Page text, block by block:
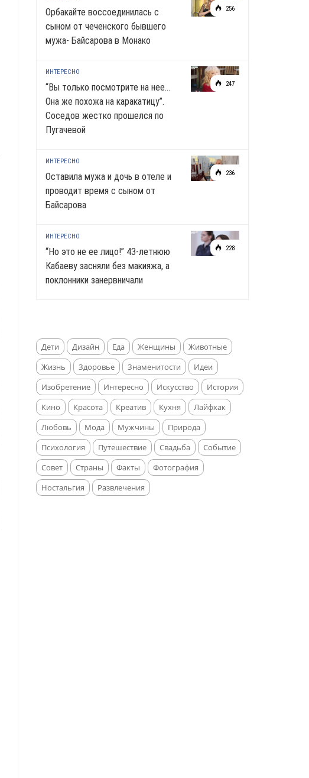
256
Орбакайте воссоединилась с
сыном от чеченского бывшего
мужа- Байсарова в Монако
247
ИНТЕРЕСНО
“Вы только посмотрите на нее…
Она же похожа на каракатицу”.
Соседов жестко прошелся по
Пугачевой
236
ИНТЕРЕСНО
Оставила мужа и дочь в отеле и
проводит время с сыном от
Байсарова
228
ИНТЕРЕСНО
“Но это не ее лицо!” 43-летнюю
Кабаеву засняли без макияжа, а
поклонники занервничали
Дети Дизайн Еда Женщины
Животные
Жизнь
Здоровье Знаменитости
Идеи
Изобретение
Интересно Искусство
История
Кино
Красота Креатив Кухня
Лайфхак
Любовь
Мода Мужчины
Природа
Психология
Путешествие Свадьба
Событие
Совет
Страны Факты
Фотография
Ностальгия
Развлечения